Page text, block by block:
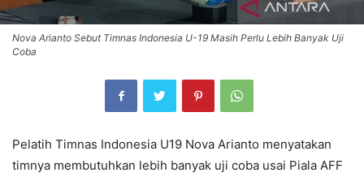
Nova Arianto Sebut Timnas Indonesia U-19 Masih Perlu Lebih Banyak Uji
Coba
Pelatih Timnas Indonesia U19 Nova Arianto menyatakan
timnya membutuhkan lebih banyak uji coba usai Piala AFF